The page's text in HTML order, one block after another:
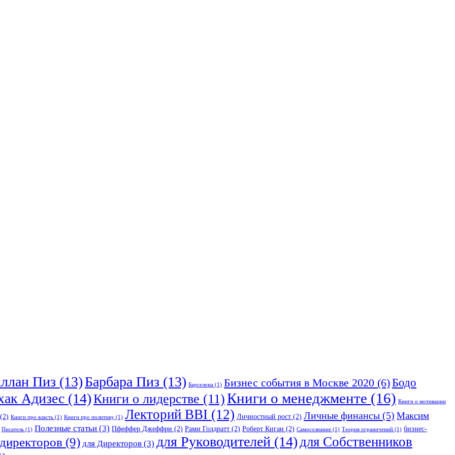
Пиз (13)Барбара Пиз (13) Барселона (1) Бизнес события в Москве 2020 (6)Бодо
Адизес (14)Книги о лидерстве (11)Книги о менеджменте (16) Книги о мотивации
Книги про власть (1) Книги про политику (1) Лекторий BBI (12) Личностный рост (2) Личные финансы (5) Максим
Писатель (1) Полезные статьи (3) Пфеффер Джеффри (2) Рами Голдратт (2) Роберт Киган (2) Самосознание (1) Теория ограничений (1) бизнес-
(9) для Директоров (3) для Руководителей (14)для Собственников